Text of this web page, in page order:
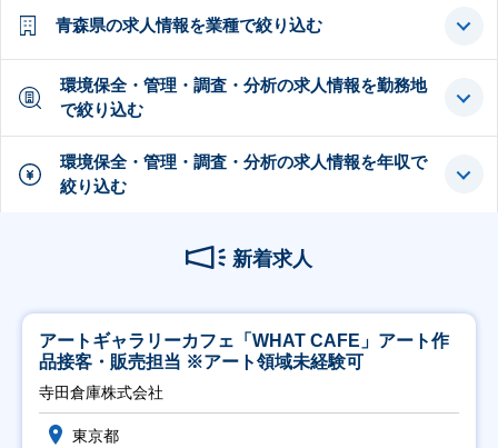
青森県の求人情報を業種で絞り込む
環境保全・管理・調査・分析の求人情報を勤務地
で絞り込む
環境保全・管理・調査・分析の求人情報を年収で
絞り込む
新着求人
アートギャラリーカフェ「WHAT CAFE」アート作
品接客・販売担当 ※アート領域未経験可
寺田倉庫株式会社
東京都